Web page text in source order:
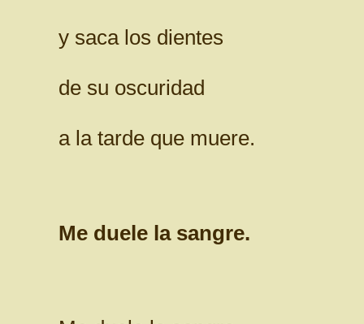
y saca los dientes
de su oscuridad
a la tarde que muere.
Me duele la sangre.